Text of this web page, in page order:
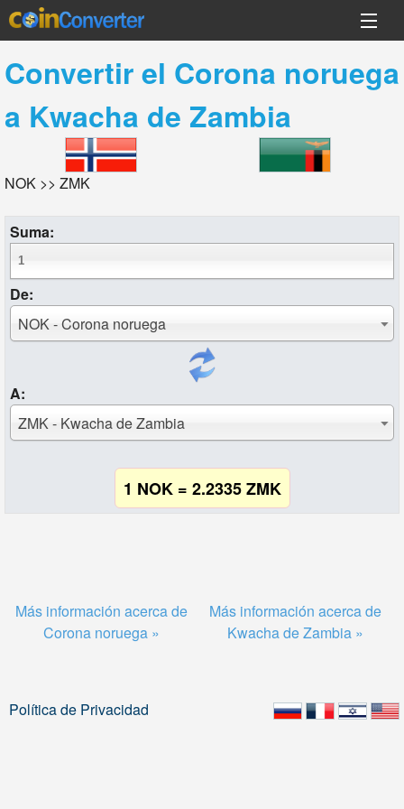
Convertir el Corona noruega
a Kwacha de Zambia
NOK >> ZMK
Suma:
De:
NOK - Corona noruega
A:
ZMK - Kwacha de Zambia
1 NOK = 2.2335 ZMK
Más información acerca de
Corona noruega »
Más información acerca de
Kwacha de Zambia »
Política de Privacidad